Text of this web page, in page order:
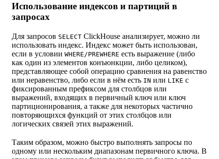
Использование индексов и партиций в
запросах
Для запросов SELECT ClickHouse анализирует, можно ли
использовать индекс. Индекс может быть использован,
если в условии WHERE/PREWHERE есть выражение (либо
как один из элементов конъюнкции, либо целиком),
представляющее собой операцию сравнения на равенство
или неравенство, либо если в нём есть IN или LIKE с
фиксированным префиксом для столбцов или
выражений, входящих в первичный ключ или ключ
партиционирования, а также для некоторых частично
повторяющихся функций от этих столбцов или
логических связей этих выражений.
Таким образом, можно быстро выполнять запросы по
одному или нескольким диапазонам первичного ключа. В